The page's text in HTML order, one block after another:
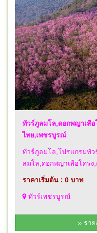
ทัวร์ภูลมโล,ดอกพญาเสือ
ไทย,เพชรบูรณ์
ทัวร์ภูลมโล,โปรแกรมทั
ลมโล,ดอกพญาเสือโคร่ง
ราคาเริ่มต้น : 0 บาท
ทัวร์เพชรบูรณ์
» ราย